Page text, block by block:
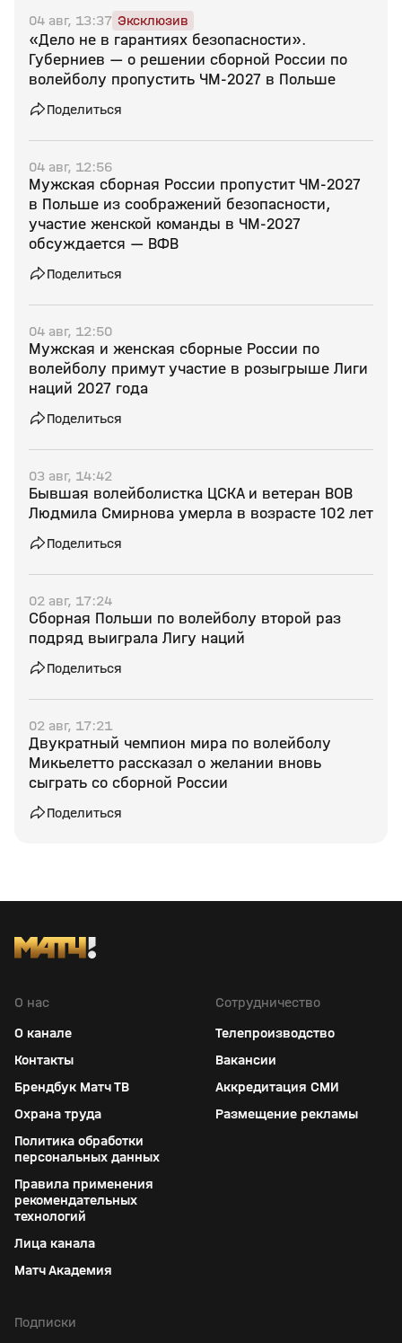
04 авг, 13:37 Эксклюзив
«Дело не в гарантиях безопасности».
Губерниев — о решении сборной России по
волейболу пропустить ЧМ‑2027 в Польше
Поделиться
04 авг, 12:56
Мужская сборная России пропустит ЧМ‑2027
в Польше из соображений безопасности,
участие женской команды в ЧМ‑2027
обсуждается — ВФВ
Поделиться
04 авг, 12:50
Мужская и женская сборные России по
волейболу примут участие в розыгрыше Лиги
наций 2027 года
Поделиться
03 авг, 14:42
Бывшая волейболистка ЦСКА и ветеран ВОВ
Людмила Смирнова умерла в возрасте 102 лет
Поделиться
02 авг, 17:24
Сборная Польши по волейболу второй раз
подряд выиграла Лигу наций
Поделиться
02 авг, 17:21
Двукратный чемпион мира по волейболу
Микьелетто рассказал о желании вновь
сыграть со сборной России
Поделиться
О нас
О канале
Контакты
Брендбук Матч ТВ
Охрана труда
Политика обработки
персональных данных
Правила применения
рекомендательных
технологий
Лица канала
Матч Академия
Сотрудничество
Телепроизводство
Вакансии
Аккредитация СМИ
Размещение рекламы
Подписки